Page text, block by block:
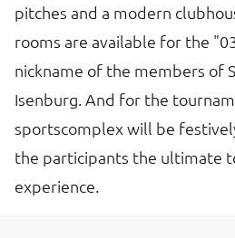
pitches and a modern
rooms are available for the
nickname of the members of
Isenburg. And for the
sportscomplex will be
the participants the ultimate
experience.